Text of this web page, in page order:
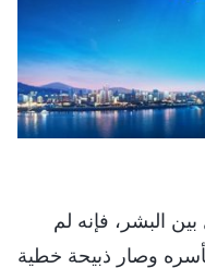
البشر، فإنه لم
وصار ذبيحة خطية